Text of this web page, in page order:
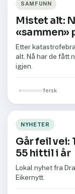
SAMFUNN
Mistet alt:
«sammen»
Etter
alt. Nå har de fått
igjen.
fersk
NYHETER
Går feil vei:
55 hittil i år
Lokal nyhet fra
Eikernytt.